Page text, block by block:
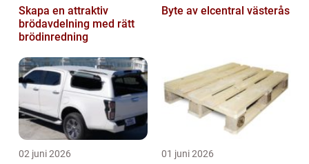
Skapa en attraktiv
brödavdelning med rätt
brödinredning
Byte av elcentral västerås
02 juni 2026 01 juni 2026